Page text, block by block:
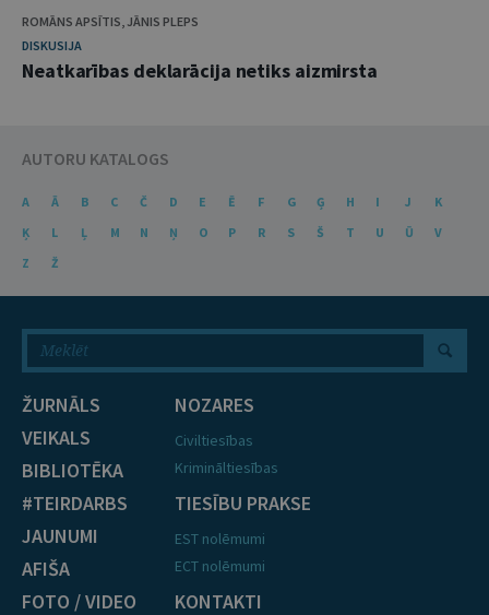
ROMĀNS APSĪTIS, JĀNIS PLEPS
DISKUSIJA
Neatkarības deklarācija netiks aizmirsta
AUTORU KATALOGS
A Ā B C Č D E Ē F G Ģ H I J
K
Ķ
L Ļ M N Ņ O P R S Š T U Ū
V
Z
Ž
ŽURNĀLS
VEIKALS
BIBLIOTĒKA
#TEIRDARBS
JAUNUMI
AFIŠA
FOTO / VIDEO
NOZARES
Civiltiesības
Krimināltiesības
TIESĪBU PRAKSE
EST nolēmumi
ECT nolēmumi
KONTAKTI